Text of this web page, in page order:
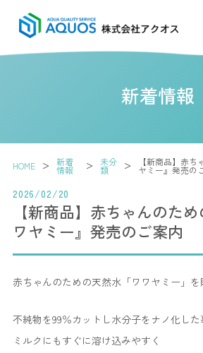
新着情報
HOME > 新着
情報 > 未分
類 > 【新商品】赤
ヤミー』発売の
2026/02/20
【新商品】赤ちゃんのた
ワヤミー』発売のご案内
赤ちゃんのための天然水「ワワヤミー」を
不純物を99％カットし水分子をナノ化した
ミルクにもすぐに溶け込みやすく